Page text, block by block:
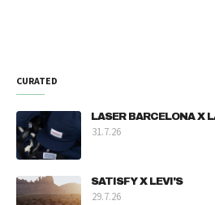
CURATED
LASER BARCELONA X
31.7.26
SATISFY X LEVI'S
29.7.26